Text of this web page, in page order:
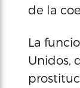
de la
La
Unidos,